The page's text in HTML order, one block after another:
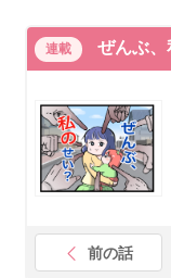
連載 ぜんぶ、
前の話